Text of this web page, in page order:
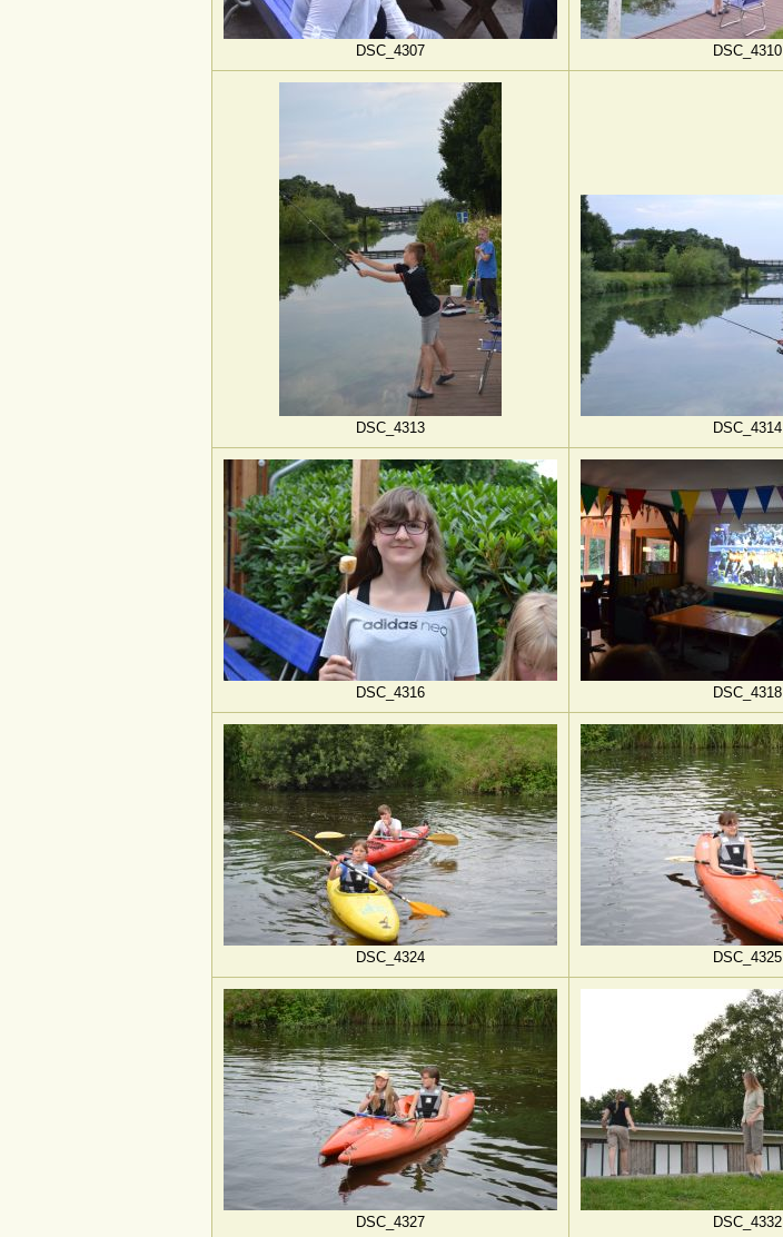
DSC_4307 DSC_4310
DSC_4313 DSC_4314
DSC_4316 DSC_4318
DSC_4324 DSC_4325
DSC_4327 DSC_4332